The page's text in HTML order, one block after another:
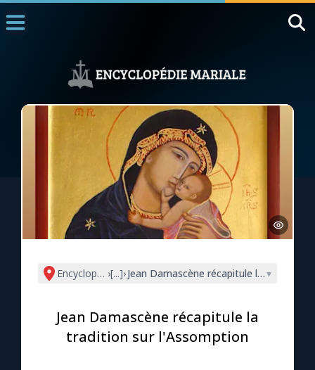
1000 Raisons de Croire
L'actualité de la semaine
La chaîne Youtube
La newsletter
La vidéo de la semaine
Encyclopédie mariale
›[...]›Jean Damascène récapitule la tradition
▾
Jean Damascène récapitule la
tradition sur l'Assomption